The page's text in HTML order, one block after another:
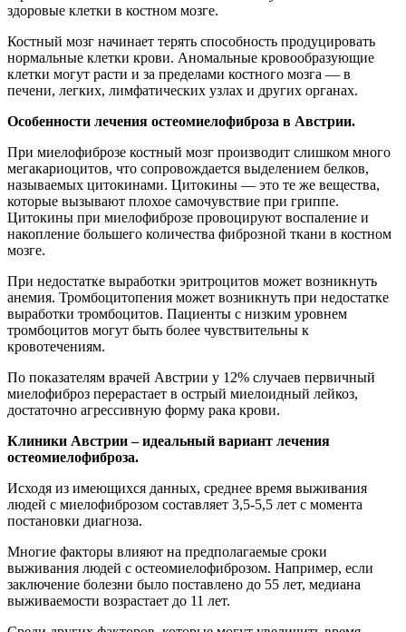
здоровые клетки в костном мозге.
Костный мозг начинает терять способность продуцировать
нормальные клетки крови. Аномальные кровообразующие
клетки могут расти и за пределами костного мозга — в
печени, легких, лимфатических узлах и других органах.
Особенности лечения остеомиелофиброза в Австрии.
При миелофиброзе костный мозг производит слишком много
мегакариоцитов, что сопровождается выделением белков,
называемых цитокинами. Цитокины — это те же вещества,
которые вызывают плохое самочувствие при гриппе.
Цитокины при миелофиброзе провоцируют воспаление и
накопление большего количества фиброзной ткани в костном
мозге.
При недостатке выработки эритроцитов может возникнуть
анемия. Тромбоцитопения может возникнуть при недостатке
выработки тромбоцитов. Пациенты с низким уровнем
тромбоцитов могут быть более чувствительны к
кровотечениям.
По показателям врачей Австрии у 12% случаев первичный
миелофиброз перерастает в острый миелоидный лейкоз,
достаточно агрессивную форму рака крови.
Клиники Австрии – идеальный вариант лечения
остеомиелофиброза.
Исходя из имеющихся данных, среднее время выживания
людей с миелофиброзом составляет 3,5-5,5 лет с момента
постановки диагноза.
Многие факторы влияют на предполагаемые сроки
выживания людей с остеомиелофиброзом. Например, если
заключение болезни было поставлено до 55 лет, медиана
выживаемости возрастает до 11 лет.